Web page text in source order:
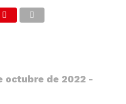
a vecinos
gas
octubre de 2022 -